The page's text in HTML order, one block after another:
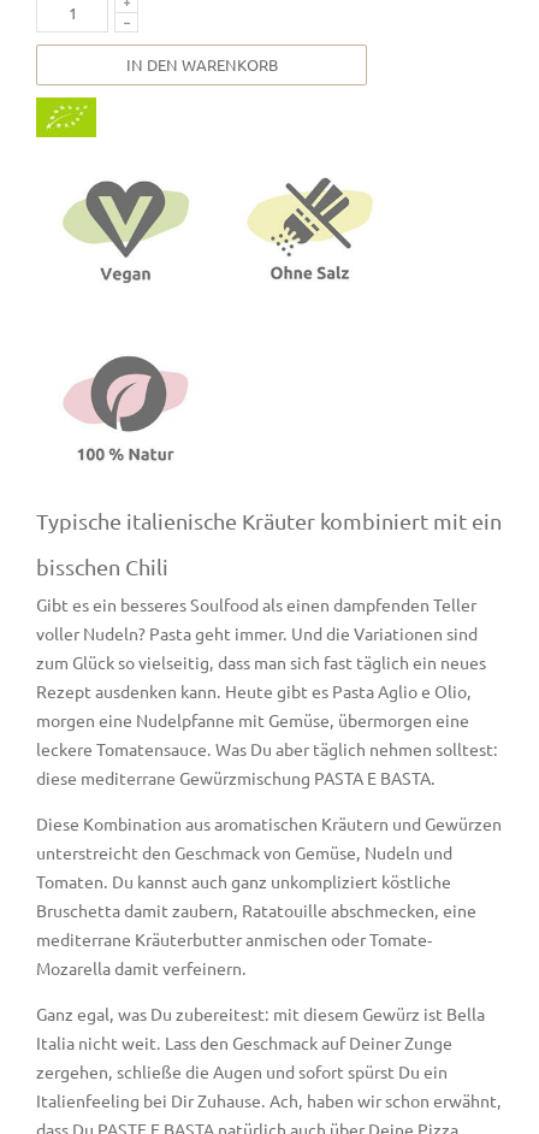
IN DEN WARENKORB
Typische italienische Kräuter kombiniert mit ein
bisschen Chili
Gibt es ein besseres Soulfood als einen dampfenden Teller
voller Nudeln? Pasta geht immer. Und die Variationen sind
zum Glück so vielseitig, dass man sich fast täglich ein neues
Rezept ausdenken kann. Heute gibt es Pasta Aglio e Olio,
morgen eine Nudelpfanne mit Gemüse, übermorgen eine
leckere Tomatensauce. Was Du aber täglich nehmen solltest:
diese mediterrane Gewürzmischung PASTA E BASTA.
Diese Kombination aus aromatischen Kräutern und Gewürzen
unterstreicht den Geschmack von Gemüse, Nudeln und
Tomaten. Du kannst auch ganz unkompliziert köstliche
Bruschetta damit zaubern, Ratatouille abschmecken, eine
mediterrane Kräuterbutter anmischen oder Tomate-
Mozarella damit verfeinern.
Ganz egal, was Du zubereitest: mit diesem Gewürz ist Bella
Italia nicht weit. Lass den Geschmack auf Deiner Zunge
zergehen, schließe die Augen und sofort spürst Du ein
Italienfeeling bei Dir Zuhause. Ach, haben wir schon erwähnt,
dass Du PASTE E BASTA natürlich auch über Deine Pizza